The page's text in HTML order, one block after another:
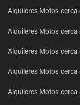
Alquileres Motos cerca
Alquileres Motos cerca
Alquileres Motos cerca
Alquileres Motos cerca
Alquileres Motos cerca